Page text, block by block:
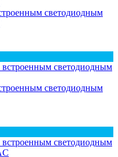
светодиодным
светодиодным